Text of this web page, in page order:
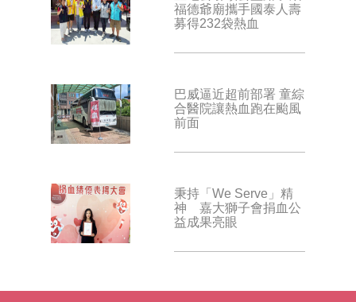
福德爺廟攜手國泰人壽
募得232袋熱血
巴威逼近超前部署 童綜
合醫院讓熱血跑在颱風
前面
秉持「We Serve」精
神 嘉大獅子會捐血公
益成果亮眼